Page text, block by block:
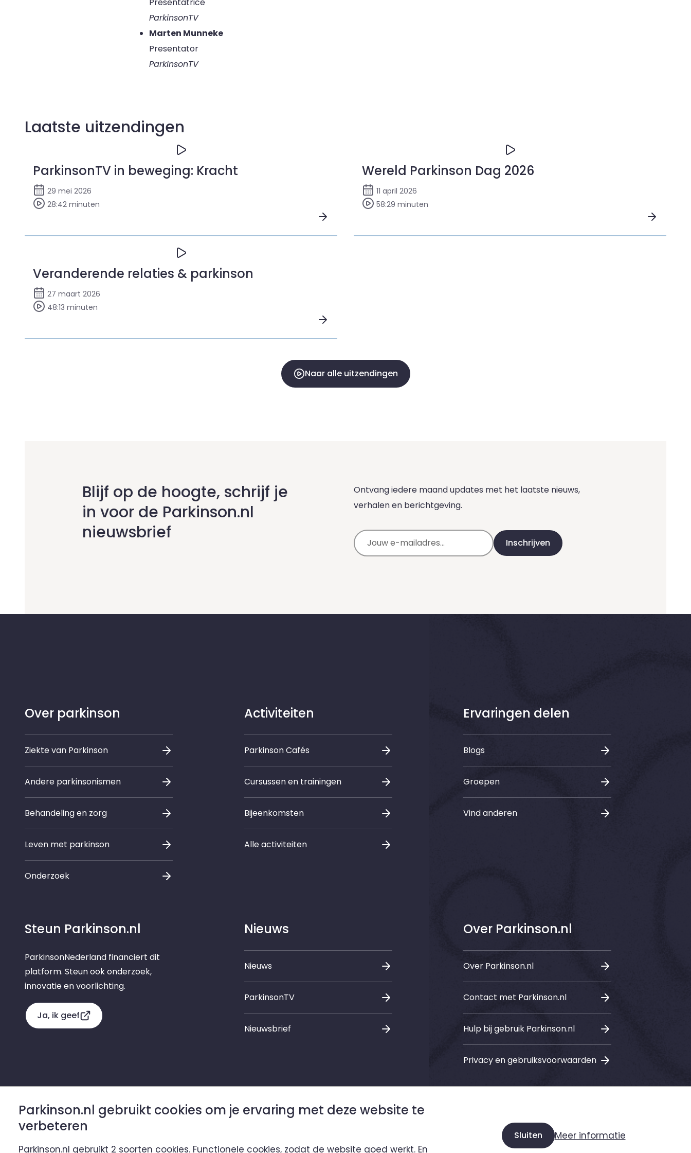
ParkinsonTV
Marten Munneke
Presentator
ParkinsonTV
Laatste uitzendingen
ParkinsonTV in beweging: Kracht
29 mei 2026
28:42 minuten
Wereld Parkinson Dag 2026
11 april 2026
58:29 minuten
Veranderende relaties & parkinson
27 maart 2026
48:13 minuten
Naar alle uitzendingen
Blijf op de hoogte, schrijf je
in voor de Parkinson.nl
nieuwsbrief
Ontvang iedere maand updates met het laatste nieuws,
verhalen en berichtgeving.
E-mailadres
Inschrijven
Over parkinson
Ziekte van Parkinson
Andere parkinsonismen
Behandeling en zorg
Leven met parkinson
Onderzoek
Activiteiten
Parkinson Cafés
Cursussen en trainingen
Bijeenkomsten
Alle activiteiten
Ervaringen delen
Blogs
Groepen
Vind anderen
Steun Parkinson.nl
ParkinsonNederland financiert dit
platform. Steun ook onderzoek,
innovatie en voorlichting.
Ja, ik geef
Nieuws
Nieuws
ParkinsonTV
Nieuwsbrief
Over Parkinson.nl
Over Parkinson.nl
Contact met Parkinson.nl
Hulp bij gebruik Parkinson.nl
Privacy en gebruiksvoorwaarden
Instagram
Facebook
Youtube
Parkinson.nl is een initiatief van
Parkinson.nl gebruikt cookies om je ervaring met deze website te
verbeteren
Parkinson.nl gebruikt 2 soorten cookies. Functionele cookies, zodat de website goed werkt. En
Sluiten Meer informatie